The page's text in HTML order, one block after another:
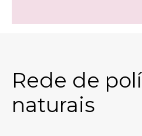
Rede de
naturais